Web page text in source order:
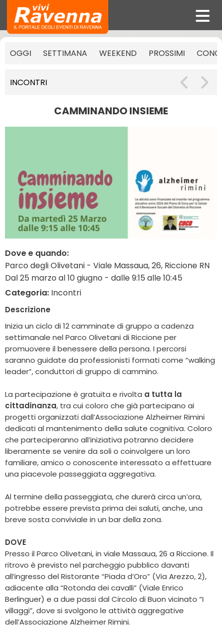
OGGI SETTIMANA WEEKEND PROSSIMI
INCONTRI
CAMMINANDO INSIEME
Dove e quando:
Parco degli Olivetani - Viale Massaua, 26, Riccione RN
Dal 25 marzo al 10 giugno - dalle 9:15 alle 10:45
Categoria: Incontri
Descrizione
Inizia un ciclo di 12 camminate di gruppo a cadenza
settimanale nel Parco Olivetani di Riccione per
promuovere il benessere della persona. I percorsi
saranno guidate da professionisti formati come “walking
leader”, conduttori di gruppo di cammino.
La partecipazione è gratuita e rivolta a tutta la
cittadinanza, tra cui coloro che già partecipano ai
progetti organizzati dall’Associazione Alzheimer Rimini
dedicati al mantenimento della salute cognitiva. Coloro
che parteciperanno all’iniziativa potranno decidere
liberamente se venire da soli o coinvolgere un loro
familiare, amico o conoscente interessato a effettuare
una piacevole passeggiata aggregativa.
Al termine della passeggiata, che durerà circa un’ora,
potrebbe essere prevista prima dei saluti, anche, una
breve sosta conviviale in un bar della zona.
DOVE
Presso il Parco Olivetani, in viale Massaua, 26 a Riccione. Il
ritrovo è previsto nel parcheggio pubblico davanti
all’ingresso del Ristorante “Piada d’Oro” (Via Arezzo, 2),
adiacente alla “Rotonda dei cavalli” (Viale Enrico
Berlinguer) e a due passi dal Circolo di Buon vicinato “I
villaggi”, dove si svolgono le attività aggregative
dell’Associazione Alzheimer Rimini.